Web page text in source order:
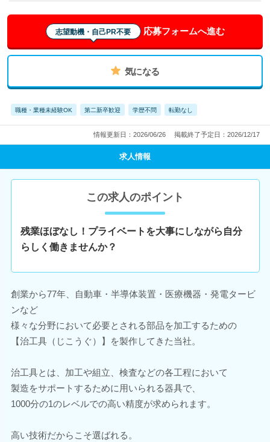
志望動機・自己PR不要 応募フォームへ進む
気になる
職種・業種未経験OK 第二新卒歓迎 学歴不問 転勤なし
情報更新日：2026/06/26 掲載終了予定日：2026/12/17
求人情報
この求人のポイント
残業ほぼなし！プライベートを大事にしながら自分
らしく働きませんか？
創業から77年、自動車・半導体装置・医療機器・発電タービ
ンなど
様々な分野において必要とされる部品を加工するための
【治工具（じこうぐ）】を製作してきた当社。
治工具とは、加工や組立、検査などの各工程において
製造をサポートするために用いられる器具で、
1000分の1のレベルでの高い精度が求められます。
高い技術だからこそ選ばれる。